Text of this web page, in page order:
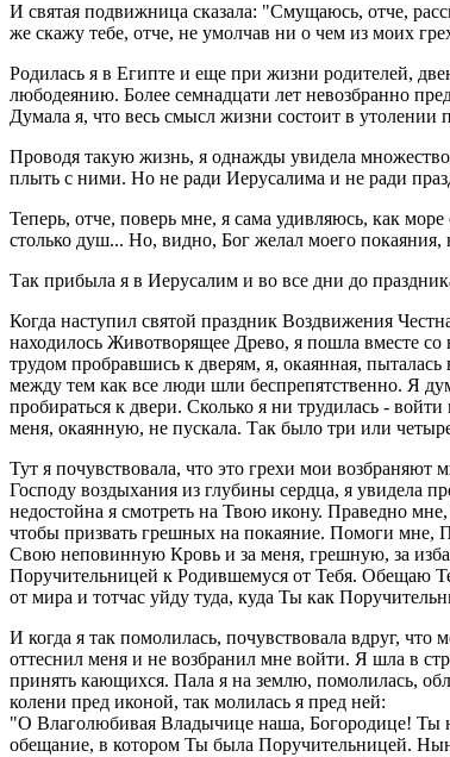
И святая подвижница сказала: "Смущаюсь, отче,
же скажу тебе, отче, не умолчав ни о чем из моих
Родилась я в Египте и еще при жизни родителей,
любодеянию. Более семнадцати лет невозбранно
Думала я, что весь смысл жизни состоит в утолении
Проводя такую жизнь, я однажды увидела
плыть с ними. Но не ради Иерусалима и не ради
Теперь, отче, поверь мне, я сама удивляюсь, как
столько душ... Но, видно, Бог желал моего
Так прибыла я в Иерусалим и во все дни до
Когда наступил святой праздник Воздвижения
находилось Животворящее Древо, я пошла вместе
трудом пробравшись к дверям, я, окаянная,
между тем как все люди шли беспрепятственно. Я
пробираться к двери. Сколько я ни трудилась -
меня, окаянную, не пускала. Так было три или
Тут я почувствовала, что это грехи мои возбраняют
Господу воздыхания из глубины сердца, я увидела
недостойна я смотреть на Твою икону. Праведно
чтобы призвать грешных на покаяние. Помоги мне,
Свою неповинную Кровь и за меня, грешную, за
Поручительницей к Родившемуся от Тебя. Обещаю
от мира и тотчас уйду туда, куда Ты как
И когда я так помолилась, почувствовала вдруг,
оттеснил меня и не возбранил мне войти. Я шла в
принять кающихся. Пала я на землю, помолилась,
колени пред иконой, так молилась я пред ней:
"О Влаголюбивая Владычице наша, Богородице! Ты
обещание, в котором Ты была Поручительницей.